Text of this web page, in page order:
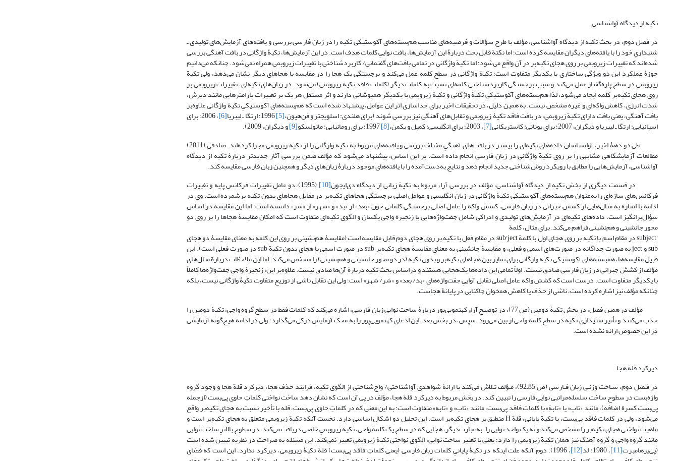
تکیه از دیدگاه آواشناسی
در فصل دوم، در بحث تکیه از دیدگاه آواشناسی، مؤلف با طرح سؤالات و فرضیه‌های مناسب هم‌بسته‌های آکوستیکی تکیه را در زبان فارسی بررسی و یافته‌های آزمایش‌های تولیدی ـ
شنیداریِ خود را با یافته‌های دیگران مقایسه کرده است؛ اما نکتة قابل بحث دربارۀ این آزمایش‌ها، بافت نواییِ کلمات هدف است. در این آزمایش‌ها، تکیۀ واژگانی در بافت آهنگی بررسی
شده‌اند که تغییرات زیروبمی بر روی هجای تکیه‌بر در آن واقع می‌شود؛ اما تکیة واژگانی در تمامی بافت‌های گفتمانی/ کاربردشناختی با تغییرات زیروبمی همراه نمی‌شود. چنانکه می‌دانیم
حوزۀ عملکرد این دو ویژگی ساختاری با یکدیگر متفاوت است؛ تکیة واژگانی در سطح کلمه عمل می‌کند و برجستگی یک هجا را در مقایسه با هجاهای دیگر نشان می‌دهد، ولی تکیة
زیروبمی در سطح پاره‌گفتار عمل می‌کند و سبب برجستگی کاربردشناختی کلمه‌ای نسبت به کلمات دیگر (کلمات فاقد تکیة زیروبمی) می‌شود. در زبان‌های تکیه‌ای، تغییرات زیروبمی بر
روی هجای تکیه‌برِ کلمه ایجاد می‌شود، لذا هم‌بسته‌های آکوستیکیِ تکیۀ واژگانی و تکیة زیروبمی با یکدیگر همپوشانی دارند و اثر مستقل هر یک بر تغییرات پارامترهایی مانند دیرش،
شدت انرژی، کاهش واکه‌ای و غیره مشخص نیست. به همین دلیل، در تحقیقات اخیر برای جداسازی اثر این عوامل، پیشنهاد شده است که هم‌بسته‌های آکوستیکیِ تکیة واژگانی علاوه‌بر
بافت آهنگی، یعنی بافت دارای تکیة زیروبمی، در بافت فاقد تکیۀ زیروبمی و تقابل‌های آهنگی نیز بررسی شوند (برای هلندی: اسلویجتر و فن‌هیون،[5] 1996؛ ارتگا ـ لیبریا [6] ، 2006؛ برای
اسپانیایی: ارتگا ـ لیبریا و دیگران، 2007؛ برای یونانی: کاستریکانی [7] ، 2003؛ برای انگلیسی: کمپل و بکمن، [8]
[9] و دیگران، 2009).
طی دو دهۀ اخیر، آواشناسان داده‌های تکیه‌ای را بیشتر در بافت‌های آهنگیِ مختلف بررسی و یافته‌های مربوط به تکیة واژگانی را از تکیة زیروبمی مجزا کرده‌اند. صادقی (2011)
مطالعات آزمایشگاهی مشابهی را بر روی تکیة واژگانی در زبان فارسی انجام داده است. بر این اساس، پیشنهاد می‌شود که مؤلف ضمن بررسی آثار جدیدتر دربارۀ تکیه از دیدگاه
آواشناسی، آزمایش‌هایی را مطابق با رویکرد روش‌شناختی جدید انجام دهد و نتایج به‌دست‌آمده را با یافته‌های موجود دربارۀ زبان‌های دیگر و همچنین زبان فارسی مقایسه کند.
در قسمت دیگری از بخش تکیه از دیدگاه آواشناسی، مؤلف در بررسی آراءِ مربوط به تکیة زبانی از دیدگاه دی‌ایجون[10] (1995)، دو عامل تغییرات فرکانس پایه و تغییرات
فرکانس‌های سازه‌ای را به‌عنوان هم‌بسته‌های آکوستیکی تکیۀ واژگانی در زبان انگلیسی و عوامل اصلی برجستگی هجاهای تکیه‌بر در مقابل هجاهای بدون تکیه برشمرده است. وی در
ادامه با اشاره به مثال‌هایی از کشش جبرانی در زبان فارسی، کشش واکه را عامل اصلی برجستگی کلماتی چون «بعد» از «بد» و «شهر» از «شر» دانسته است؛ اما این مقایسه در اساس
سؤال‌برانگیز است. داده‌های تکیه‌ای در آزمایش‌های تولیدی و ادراکی شامل جفت‌واژه‌هایی با زنجیرة واجی یکسان و الگوی تکیه‌ای متفاوت است که امکان مقایسۀ هجاها را بر روی دو
محور جانشینی و هم‌نشینی فراهم می‌کند. برای مثال، کلمة
'subject در مقام اسم با تکیه بر روی هجای اول با کلمة sub'ject در مقام فعل با تکیه بر روی هجای دوم قابل مقایسه است (مقایسۀ هم‌نشینی بر روی این کلمه به معنای مقایسۀ دو هجای
sub و ject به صورت جداگانه در صورت‌های اسمی و فعلی، و مقایسۀ جانشینی به معنای مقایسۀ هجای تکیه‌برِ sub در صورت اسمی با هجای بدون تکیة sub در صورت فعلی است). این
قبیل مقایسه‌ها، همبسته‌های آکوستیکی تکیة واژگانی برای تمایز بین هجاهای تکیه‌بر و بدون تکیه (در دو محور جانشینی و هم‌نشینی) را مشخص می‌کند. اما این ملاحظات دربارة مثال‌های
مؤلف از کشش جبرانی در زبان فارسی صادق نیست. اولاً تمامی این داده‌ها یک‌هجایی هستند و دراساس بحث تکیه دربارۀ آن‌ها صادق نیست. علاوه‌بر این، زنجیرۀ واجیِ جفت‌واژه‌ها کاملاً
با یکدیگر متفاوت است. درست است که کشش واکه عامل اصلی تقابل آواییِ جفت‌واژه‌های «بد/ بعد» و «شر/ شهر» است؛ ولی این تقابل ناشی از توزیع متفاوت تکیۀ واژگانی نیست، بلکه
چنانکه مؤلف نیز اشاره کرده است، ناشی از حذف یا کاهش همخوان چاکنایی در پایانۀ هجاست.
مؤلف در همین فصل، در بخش تکیۀ دومین (ص 77)، در توضیح آراءِ کهنمویی‌پور دربارۀ ساخت نوایی زبان فارسی، اشاره می‌کند که کلمات فقط در سطح گروه واجی، تکیۀ دومین را
جذب می‌کنند و تأثیر شنیداری تکیه در سطح کلمة واجی از بین می‌رود. سپس، در بخش بعد، این ادعای کهنمویی‌پور را به محک آزمایشِ درکی می‌گذارد؛ ولی در ادامه هیچ‌گونه آزمایشی
در این خصوص ارائه نشده است.
دیرکرد قلة هجا
در فـصل دوم، سـاخت وزنـی زبان فـارسی (ص 85ـ92)، مـؤلف تـلاش می‌کند با ارائۀ شواهدی آواشناختی/ واج‌شناختی از الگوی تکیه، فرایند حذف هجا، دیرکرد قلة هجا و وجود گروه
واژه‌بست در سطوح ساخت سلسله‌مراتبی نواییِ فارسی را تبیین کند. در بخش مربوط به دیرکرد قلة هجا، مؤلف در پی آن است که نشان دهد ساخت نواختی کلماتِ حاوی پی‌بست (ازجمله
پی‌بستِ کسرة اضافه)، مانند «تابِ» یا «تابةِ» با کلمات فاقد پی‌بست، مانند «تاب» و «تابه» متفاوت است؛ به این معنی که در کلماتِ حاوی پی‌بست، قله با تأخیر نسبت به هجای تکیه‌بر واقع
می‌شود، ولی در کلماتِ فاقد پی‌بست، با تکیة پایانی، قلة H منطبق بر هجای تکیه‌بر است. این تحلیل دو اشکال اساسی دارد. نخست آنکه تکیة زیروبمی متعلق به هجای تکیه‌بر است و
ماهیت نواختی هجای تکیه‌بر را مشخص می‌کند و نه یک واحد نوایی را. به‌عبارت‌دیگر، هجایی که در سطح یک کلمة واجی، تکیة زیروبمیِ خاصی دریافت می‌کند، در سطوح بالاترِ ساخت نوایی
مانند گروه واجی و گروه آهنگ نیز همان تکیة زیروبمی را دارد؛ یعنی با تغییر ساخت نوایی، الگوی نواختی تکیۀ زیروبمی تغییر نمی‌کند. این مسئله به صراحت در نظریه تبیین شده است
(پی‌یرهامبرت[11] ، 1980؛ لد [12] ، 1996). دوم آنکه علت اینکه در تکیۀ پایانیِ کلمات زبان فارسی (یعنی کلماتِ فاقد پی‌بست) قلة تکیۀ زیروبمی، دیرکرد ندارد، این است که فضای